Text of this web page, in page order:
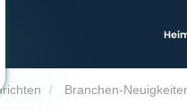
Branchen-